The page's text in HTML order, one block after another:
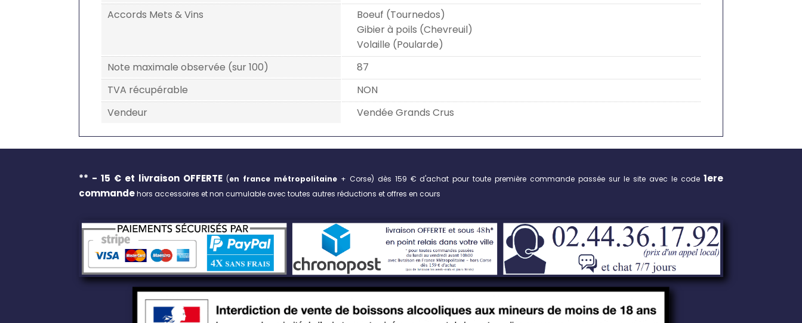
Accords Mets & Vins
Boeuf (Tournedos)
Gibier à poils (Chevreuil)
Volaille (Poularde)
Note maximale observée (sur 100)
87
TVA récupérable
NON
Vendeur
Vendée Grands Crus
** - 15 € et livraisonOFFERTE(en france métropolitaine+ Corse) dès 159 € d'achat pour toute première commande passée sur le site avec le code1ere
commandehors accessoires et non cumulable avec toutes autres réductions et offres en cours